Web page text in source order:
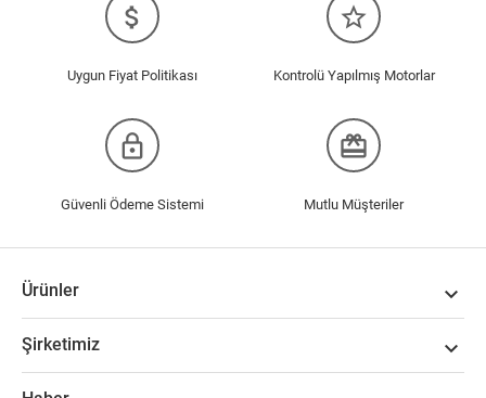
attach_money
Uygun Fiyat Politikası
star_border
Kontrolü Yapılmış Motorlar
lock_outline
Güvenli Ödeme Sistemi
redeem
Mutlu Müşteriler
Ürünler 
Şirketimiz 